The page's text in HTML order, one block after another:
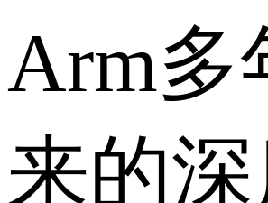
Arm多
来的